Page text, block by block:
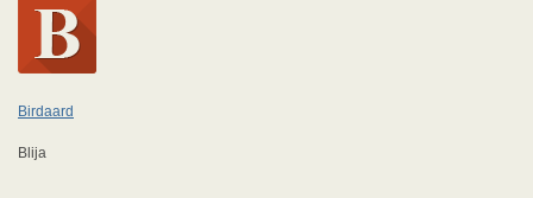
Birdaard
Blija